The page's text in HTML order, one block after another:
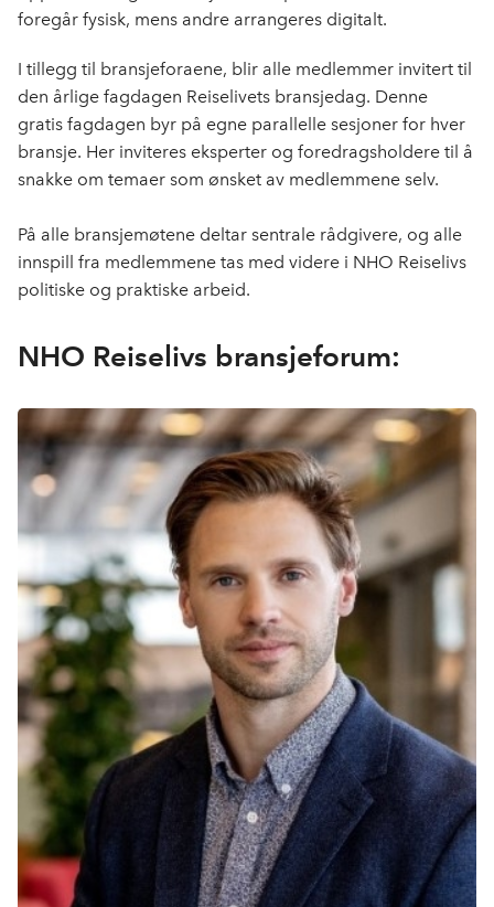
o
foregår fysisk, mens andre arrangeres digitalt.
I tillegg til bransjeforaene, blir alle medlemmer invitert til
den årlige fagdagen Reiselivets bransjedag. Denne
gratis fagdagen byr på egne parallelle sesjoner for hver
bransje. Her inviteres eksperter og foredragsholdere til å
snakke om temaer som ønsket av medlemmene selv.
På alle bransjemøtene deltar sentrale rådgivere, og alle
innspill fra medlemmene tas med videre i NHO Reiselivs
politiske og praktiske arbeid.
NHO Reiselivs bransjeforum: